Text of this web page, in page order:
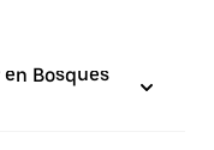
Bosques